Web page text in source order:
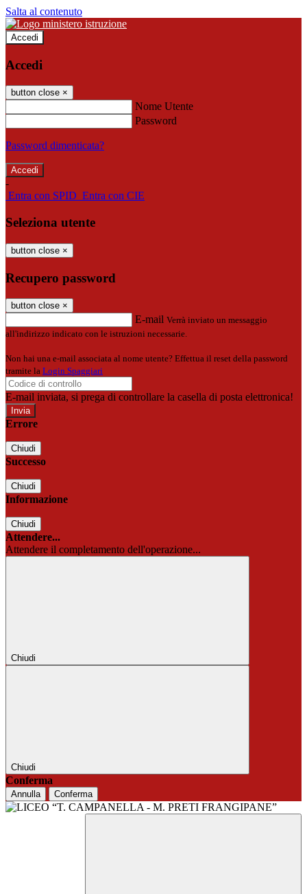
Salta al contenuto
Accedi
Accedi
button close ×
Nome Utente
Password
Password dimenticata?
-
Entra con SPID Entra con CIE
Seleziona utente
button close ×
Recupero password
button close ×
E-mail Verrà inviato un messaggio
all'indirizzo indicato con le istruzioni necessarie.
Non hai una e-mail associata al nome utente? Effettua il reset della password
tramite la Login Spaggiari
E-mail inviata, si prega di controllare la casella di posta elettronica!
Errore
Chiudi
Successo
Chiudi
Informazione
Chiudi
Attendere...
Attendere il completamento dell'operazione...
Chiudi
Chiudi
Conferma
Annulla Conferma